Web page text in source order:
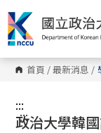
跳
到
主
要
內
容
區 首頁 /最新消息 /
:::
:::
政治大學韓